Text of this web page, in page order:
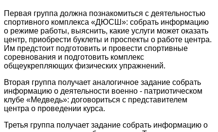
Первая группа должна познакомиться с деятельностью
спортивного комплекса «ДЮСШ»: собрать информацию
о режиме работы, выяснить, какие услуги может оказать
центр, приобрести буклеты и проспекты о работе центра.
Им предстоит подготовить и провести спортивные
соревнования и подготовить комплекс
общеукрепляющих физических упражнений.
Вторая группа получает аналогичное задание собрать
информацию о деятельности военно - патриотическом
клубе «Медведь»: договориться с представителем
центра о проведении курса.
Третья группа получает задание собрать информацию о